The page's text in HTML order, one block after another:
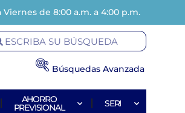
Viernes de 8:00 a.m. a 4:00 p.m.
Búsquedas Avanzada
AHORRO
PREVISIONAL
SERI